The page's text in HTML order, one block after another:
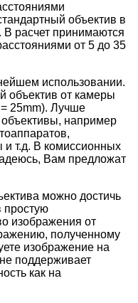
объектив в
расчет принимаются
от 5 до 35
использовании.
объектив от камеры
25mm). Лучше
объективы, например
т.д. В комиссионных
Вам предложат
можно достичь
простую
изображения от
полученному
изображение на
поддерживает
как на